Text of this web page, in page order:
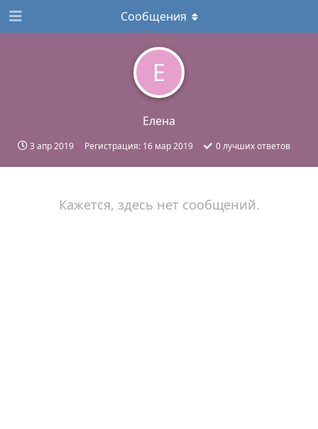
Е
Елена
3 апр 2019 Регистрация: 16 мар 2019 0лучших ответов
Сообщения
Кажется, здесь нет сообщений.